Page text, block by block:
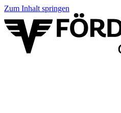
Zum Inhalt springen